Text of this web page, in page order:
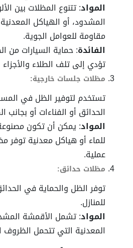
المواد: تتنوع المظلات بين
المشدود، أو الهياكل
مقاومة للعوامل الجوية.
الفائدة: حماية السيارات من
تؤدي إلى تلف الطلاء والأجزاء
مظلات جلسات خارجية:
تستخدم لتوفير الظل في
الحدائق أو الفناءات أو بجانب
المواد: يمكن أن تكون
للماء أو هياكل معدنية توفر
عملية.
مظلات حدائق:
توفر الظل والحماية في
للمنازل.
المواد: تشمل الأقمشة
المعدنية التي تتحمل الظروف